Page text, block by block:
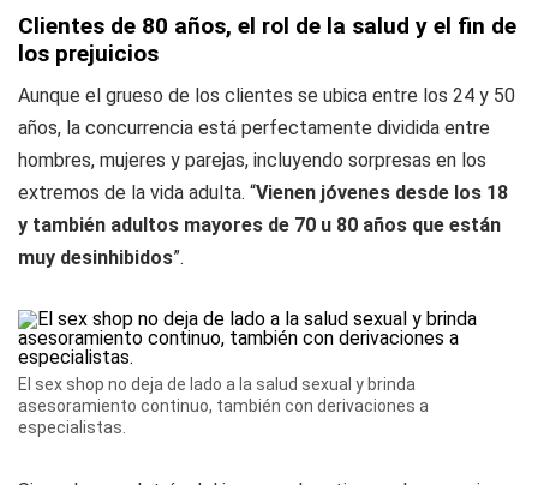
Clientes de 80 años, el rol de la salud y el fin de
los prejuicios
Aunque el grueso de los clientes se ubica entre los 24 y 50
años, la concurrencia está perfectamente dividida entre
hombres, mujeres y parejas, incluyendo sorpresas en los
extremos de la vida adulta. “Vienen jóvenes desde los 18
y también adultos mayores de 70 u 80 años que están
muy desinhibidos”.
El sex shop no deja de lado a la salud sexual y brinda
asesoramiento continuo, también con derivaciones a
especialistas.